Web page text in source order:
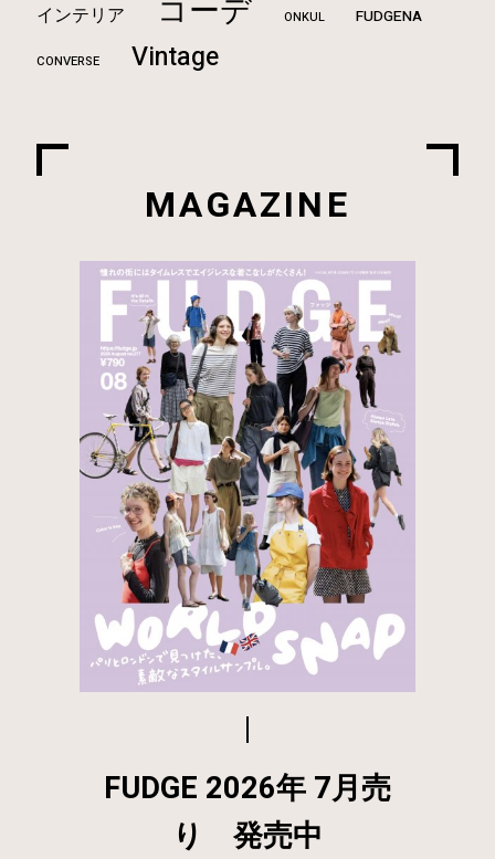
インテリア コーデ ONKUL FUDGENA
CONVERSE Vintage
MAGAZINE
FUDGE 2026年 7月売
り 発売中